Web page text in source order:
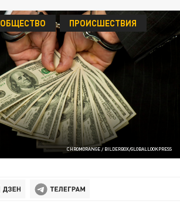
CHROMORANGE / BILDERBOX/GLOBALLOOKPRESS
ОБЩЕСТВО ПРОИСШЕСТВИЯ